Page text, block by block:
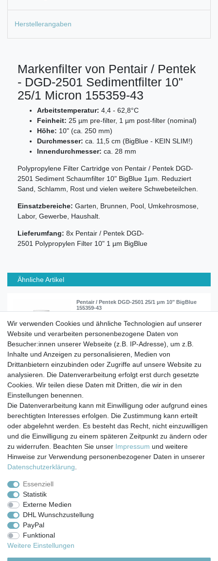
Herstellerangaben
Markenfilter von Pentair / Pentek
- DGD-2501 Sedimentfilter 10"
25/1 Micron 155359-43
Arbeitstemperatur: 4,4 - 62,8°C
Feinheit: 25 µm pre-filter, 1 µm post-filter (nominal)
Höhe: 10" (ca. 250 mm)
Durchmesser: ca. 11,5 cm (BigBlue - KEIN SLIM!)
Innendurchmesser: ca. 28 mm
Polypropylene Filter Cartridge von Pentair / Pentek DGD-
2501 Sediment Schaumfilter 10" BigBlue 1µm. Reduziert
Sand, Schlamm, Rost und vielen weitere Schwebeteilchen.
Einsatzbereiche: Garten, Brunnen, Pool, Umkehrosmose,
Labor, Gewerbe, Haushalt.
Lieferumfang: 8x Pentair / Pentek DGD-
2501 Polypropylen Filter 10" 1 µm BigBlue
Ähnliche Artikel
Pentair / Pentek DGD-2501 25/1 μm 10" BigBlue
155359-43
27,90 € *
In den Warenkorb
*inkl. ges. MwSt.zzgl. Versandkosten
Impressum Daten­schutz­erklärung AGB
Barrierefreiheitserklärung Widerrufs­recht
Versand- & Zahlungsbedingungen
Wir verwenden Cookies und ähnliche Technologien auf unserer
Website und verarbeiten personenbezogene Daten von
Besucher:innen unserer Webseite (z.B. IP-Adresse), um z.B.
Inhalte und Anzeigen zu personalisieren, Medien von
Drittanbietern einzubinden oder Zugriffe auf unsere Website zu
analysieren. Die Datenverarbeitung erfolgt erst durch gesetzte
Cookies. Wir teilen diese Daten mit Dritten, die wir in den
Einstellungen benennen.
Die Datenverarbeitung kann mit Einwilligung oder aufgrund eines
berechtigten Interesses erfolgen. Die Zustimmung kann erteilt
oder abgelehnt werden. Es besteht das Recht, nicht einzuwilligen
und die Einwilligung zu einem späteren Zeitpunkt zu ändern oder
zu widerrufen. Beachten Sie unser Impressum und weitere
Hinweise zur Verwendung personenbezogener Daten in unserer
Daten­schutz­erklärung
Essenziell
Statistik
Externe Medien
DHL Wunschzustellung
PayPal
Funktional
Weitere Einstellungen